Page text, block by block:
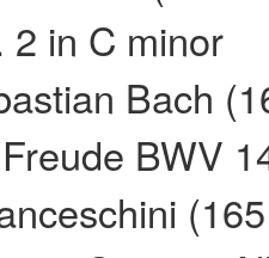
2 in C minor
Bach
BWV